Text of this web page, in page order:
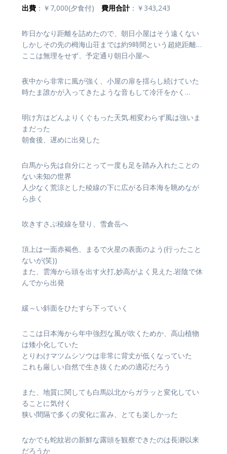
出費 ：￥7,000(夕食付) 費用合計：￥343,243
昨日かなり距離を詰めたので、朝日小屋はそう遠くない
しかしその先の栂海山荘までは約9時間という超絶距離…
ここは無理をせず、予定通り朝日小屋へ
夜中から非常に風が強く、小屋の扉を揺らし続けていた
時たま誰かが入ってきたような音もして冷汗をかく…
明け方はどんよりくぐもった天気.相変わらず風は強いま
まだった
朝食後、遅めに出発した
白馬から先は自分にとって一度も足を踏み入れたことの
ない未知の世界
人少なく荒涼とした稜線の下に広がる日本海を眺めなが
ら歩く
吹きすさぶ稜線を登り、雪倉岳へ
頂上は一面赤褐色、まるで火星の表面のよう(行ったこと
ないが(笑))
また、雲海から頭を出す火打,妙高がよく見えた.岩陰で休
んでから出発
緩～い斜面をひたすら下っていく
ここは日本海から年中強烈な風が吹くためか、高山植物
は矮小化していた
とりわけマツムシソウは非常に背丈が低くなっていた
これも厳しい自然で生き抜くための適応だろう
また、地質に関しても白馬以北からガラッと変化してい
ることに気付く
狭い間隔で多くの変化に富み、とても楽しかった
なかでも蛇紋岩の新鮮な露頭を観察できたのは長瀞以来
だろうか